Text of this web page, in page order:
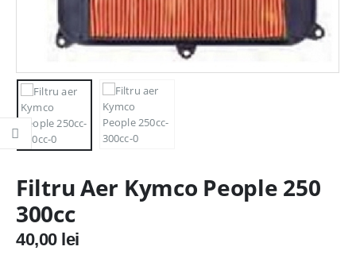
Filtru Aer Kymco People 250
300cc
40,00 lei